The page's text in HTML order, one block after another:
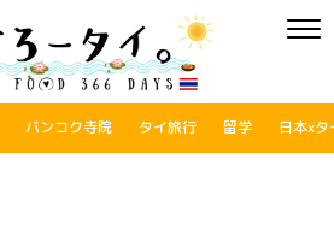
バンコク寺院 タイ旅行 留学 日本xタ